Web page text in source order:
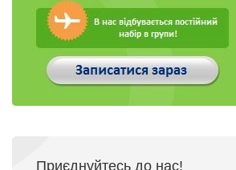
Приєднуйтесь до нас!